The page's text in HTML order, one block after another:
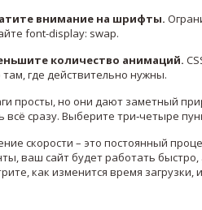
внимание на шрифты.
font-display: swap.
количество анимаций.
там, где действительно нужны.
просты, но они дают заметный
всё сразу. Выберите три‑четыре
скорости – это постоянный
ваш сайт будет работать
как изменится время